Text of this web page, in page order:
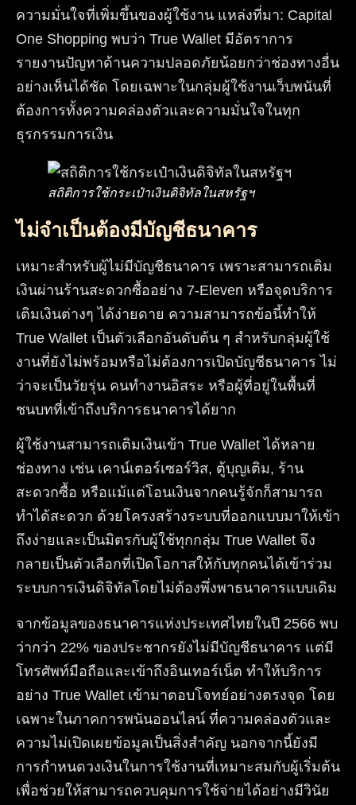
ความมั่นใจที่เพิ่มขึ้นของผู้ใช้งาน แหล่งที่มา: Capital
One Shopping พบว่า True Wallet มีอัตราการ
รายงานปัญหาด้านความปลอดภัยน้อยกว่าช่องทางอื่น
อย่างเห็นได้ชัด โดยเฉพาะในกลุ่มผู้ใช้งานเว็บพนันที่
ต้องการทั้งความคล่องตัวและความมั่นใจในทุก
ธุรกรรมการเงิน
สถิติการใช้กระเป๋าเงินดิจิทัลในสหรัฐฯ
ไม่จำเป็นต้องมีบัญชีธนาคาร
เหมาะสำหรับผู้ไม่มีบัญชีธนาคาร เพราะสามารถเติม
เงินผ่านร้านสะดวกซื้ออย่าง 7-Eleven หรือจุดบริการ
เติมเงินต่างๆ ได้ง่ายดาย ความสามารถข้อนี้ทำให้
True Wallet เป็นตัวเลือกอันดับต้น ๆ สำหรับกลุ่มผู้ใช้
งานที่ยังไม่พร้อมหรือไม่ต้องการเปิดบัญชีธนาคาร ไม่
ว่าจะเป็นวัยรุ่น คนทำงานอิสระ หรือผู้ที่อยู่ในพื้นที่
ชนบทที่เข้าถึงบริการธนาคารได้ยาก
ผู้ใช้งานสามารถเติมเงินเข้า True Wallet ได้หลาย
ช่องทาง เช่น เคาน์เตอร์เซอร์วิส, ตู้บุญเติม, ร้าน
สะดวกซื้อ หรือแม้แต่โอนเงินจากคนรู้จักก็สามารถ
ทำได้สะดวก ด้วยโครงสร้างระบบที่ออกแบบมาให้เข้า
ถึงง่ายและเป็นมิตรกับผู้ใช้ทุกกลุ่ม True Wallet จึง
กลายเป็นตัวเลือกที่เปิดโอกาสให้กับทุกคนได้เข้าร่วม
ระบบการเงินดิจิทัลโดยไม่ต้องพึ่งพาธนาคารแบบเดิม
จากข้อมูลของธนาคารแห่งประเทศไทยในปี 2566 พบ
ว่ากว่า 22% ของประชากรยังไม่มีบัญชีธนาคาร แต่มี
โทรศัพท์มือถือและเข้าถึงอินเทอร์เน็ต ทำให้บริการ
อย่าง True Wallet เข้ามาตอบโจทย์อย่างตรงจุด โดย
เฉพาะในภาคการพนันออนไลน์ ที่ความคล่องตัวและ
ความไม่เปิดเผยข้อมูลเป็นสิ่งสำคัญ นอกจากนี้ยังมี
การกำหนดวงเงินในการใช้งานที่เหมาะสมกับผู้เริ่มต้น
เพื่อช่วยให้สามารถควบคุมการใช้จ่ายได้อย่างมีวินัย